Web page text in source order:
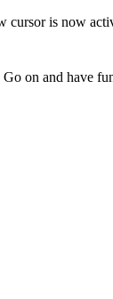
cursor is now
on and have